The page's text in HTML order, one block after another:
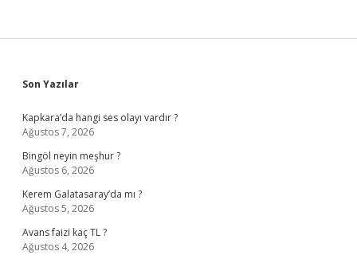
Sidebar
Son Yazılar
Kapkara’da hangi ses olayı vardır ?
Ağustos 7, 2026
Bingöl neyin meşhur ?
Ağustos 6, 2026
Kerem Galatasaray’da mı ?
Ağustos 5, 2026
Avans faizi kaç TL ?
Ağustos 4, 2026